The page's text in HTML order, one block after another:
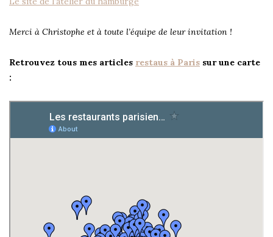
Merci à Christophe et à toute l’équipe de leur invitation !
Retrouvez tous mes articles restaus à Paris sur une carte
: